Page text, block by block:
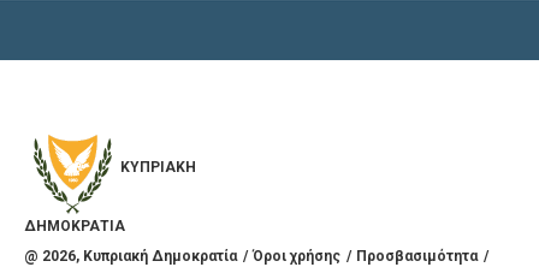
ΚΥΠΡΙΑΚΗ
ΔΗΜΟΚΡΑΤΙΑ
@ 2026, Κυπριακή Δημοκρατία Όροι χρήσης
Προσβασιμότητα